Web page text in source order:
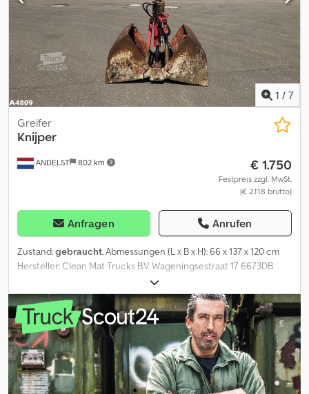
1 / 7
ANDELST 802 km
Greifer
Knijper
€ 1.750
Festpreis zzgl. MwSt.
(€ 2.118 brutto)
Anfragen Anrufen
Zustand:gebraucht, Abmessungen (L x B x H): 66 x 137 x 120 cm
Hersteller: Clean Mat Trucks B.V. Wageningsestraat 17 6673DB
ANDELST, NL Crsdpfxoztdyls Aguof